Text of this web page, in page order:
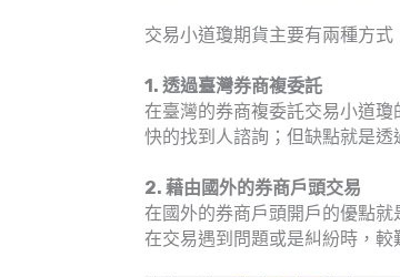
交易小道瓊期貨主要有兩種方式
1. 透過臺灣券商複委託
在臺灣的券商複委託交易小道
快的找到人諮詢；但缺點就是透
2. 藉由國外的券商戶頭交易
在國外的券商戶頭開戶的優點
在交易遇到問題或是糾紛時，較